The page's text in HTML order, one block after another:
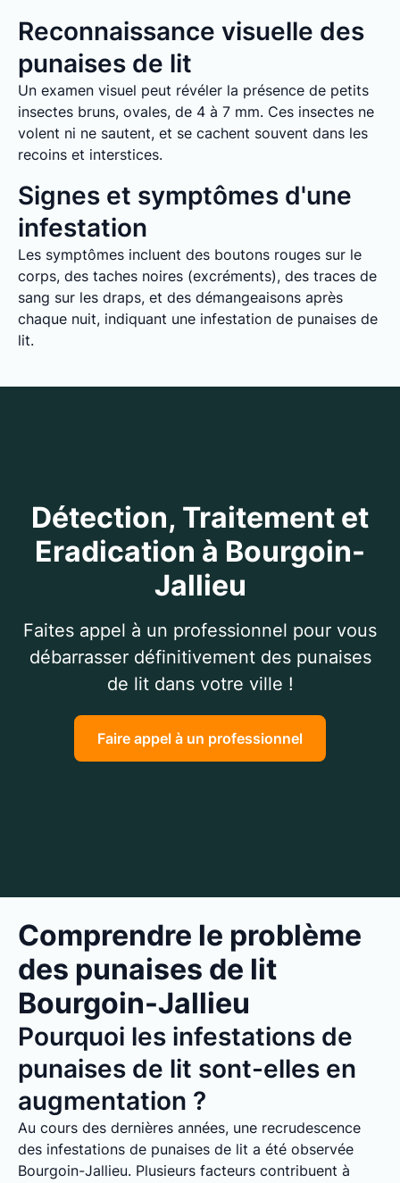
Reconnaissance visuelle des
punaises de lit
Un examen visuel peut révéler la présence de petits
insectes bruns, ovales, de 4 à 7 mm. Ces insectes ne
volent ni ne sautent, et se cachent souvent dans les
recoins et interstices.
Signes et symptômes d'une
infestation
Les symptômes incluent des boutons rouges sur le
corps, des taches noires (excréments), des traces de
sang sur les draps, et des démangeaisons après
chaque nuit, indiquant une infestation de punaises de
lit.
Détection, Traitement et
Eradication à Bourgoin-
Jallieu
Faites appel à un professionnel pour vous
débarrasser définitivement des punaises
de lit dans votre ville !
Faire appel à un professionnel
Comprendre le problème
des punaises de lit
Bourgoin-Jallieu
Pourquoi les infestations de
punaises de lit sont-elles en
augmentation ?
Au cours des dernières années, une recrudescence
des infestations de punaises de lit a été observée
Bourgoin-Jallieu. Plusieurs facteurs contribuent à